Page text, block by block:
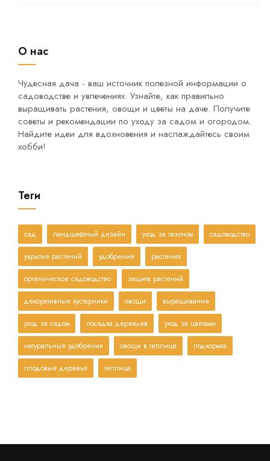
О нас
Чудесная дача - ваш источник полезной информации о
садоводстве и увлечениях. Узнайте, как правильно
выращивать растения, овощи и цветы на даче. Получите
советы и рекомендации по уходу за садом и огородом.
Найдите идеи для вдохновения и наслаждайтесь своим
хобби!
Теги
сад ландшафтный дизайн уход за газоном садоводство
укрытие растений удобрение растения
органическое садоводство защита растений
декоративные кустарники овощи выращивание
уход за садом посадка деревьев уход за цветами
натуральные удобрения овощи в теплице подкормка
плодовые деревья теплица